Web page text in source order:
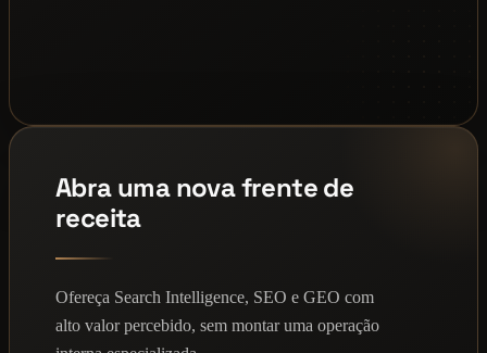
Abra uma nova frente de
receita
Ofereça Search Intelligence, SEO e GEO com
alto valor percebido, sem montar uma operação